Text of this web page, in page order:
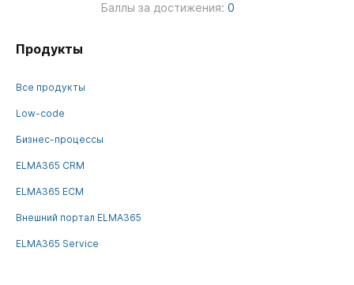
Баллы за достижения: 0
Продукты
Все продукты
Low-code
Бизнес-процессы
ELMA365 CRM
ELMA365 ECM
Внешний портал ELMA365
ELMA365 Service